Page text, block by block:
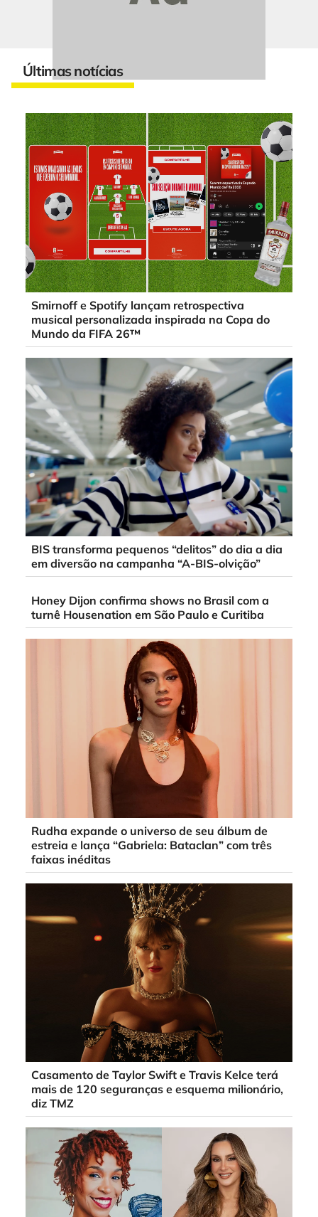
Últimas notícias
Smirnoff e Spotify lançam retrospectiva
musical personalizada inspirada na Copa do
Mundo da FIFA 26™
BIS transforma pequenos “delitos” do dia a dia
em diversão na campanha “A-BIS-olvição”
Honey Dijon confirma shows no Brasil com a
turnê Housenation em São Paulo e Curitiba
Rudha expande o universo de seu álbum de
estreia e lança “Gabriela: Bataclan” com três
faixas inéditas
Casamento de Taylor Swift e Travis Kelce terá
mais de 120 seguranças e esquema milionário,
diz TMZ